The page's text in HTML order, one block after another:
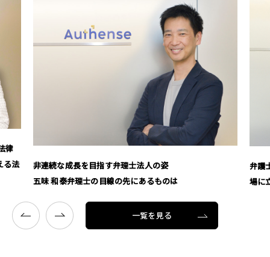
姿
弁護士の枠を超えて 鈴木 裕二弁護士が語る「
場に立つ」信念
一覧を見る